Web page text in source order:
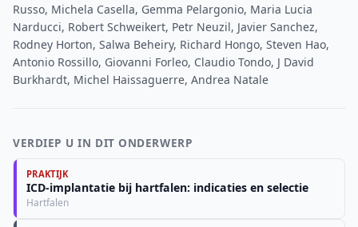
Russo, Michela Casella, Gemma Pelargonio, Maria Lucia
Narducci, Robert Schweikert, Petr Neuzil, Javier Sanchez,
Rodney Horton, Salwa Beheiry, Richard Hongo, Steven Hao,
Antonio Rossillo, Giovanni Forleo, Claudio Tondo, J David
Burkhardt, Michel Haissaguerre, Andrea Natale
VERDIEP U IN DIT ONDERWERP
PRAKTIJK
ICD-implantatie bij hartfalen: indicaties en selectie
Hartfalen